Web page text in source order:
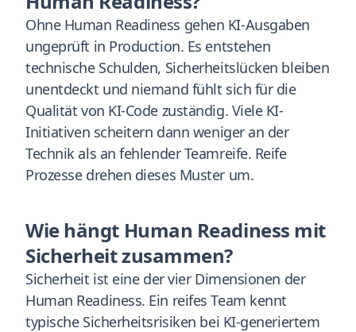
Ohne Human Readiness gehen KI-Ausgaben
ungeprüft in Production. Es entstehen
technische Schulden, Sicherheitslücken bleiben
unentdeckt und niemand fühlt sich für die
Qualität von KI-Code zuständig. Viele KI-
Initiativen scheitern dann weniger an der
Technik als an fehlender Teamreife. Reife
Prozesse drehen dieses Muster um.
Wie hängt Human Readiness mit
Sicherheit zusammen?
Sicherheit ist eine der vier Dimensionen der
Human Readiness. Ein reifes Team kennt
typische Sicherheitsrisiken bei KI-generiertem